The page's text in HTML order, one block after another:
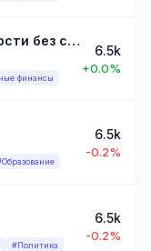
Щегельский о недвижимости без сиропа
финансы
6.5k
+0.0%
6.5k
-0.2%
#Политика
6.5k
-0.2%